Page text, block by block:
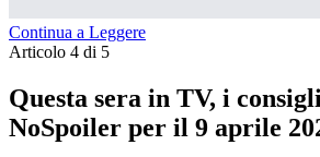
Continua a Leggere
Articolo 4 di 5
Questa sera in TV, i
NoSpoiler per il 9 aprile